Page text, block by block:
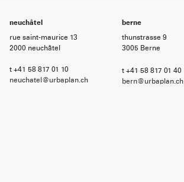
neuchâtel
rue saint-maurice 13
2000 neuchâtel
t +41 58 817 01 10
neuchatel@urbaplan.ch
berne
thunstrasse 9
3005 Berne
t +41 58 817 01 40
bern@urbaplan.ch